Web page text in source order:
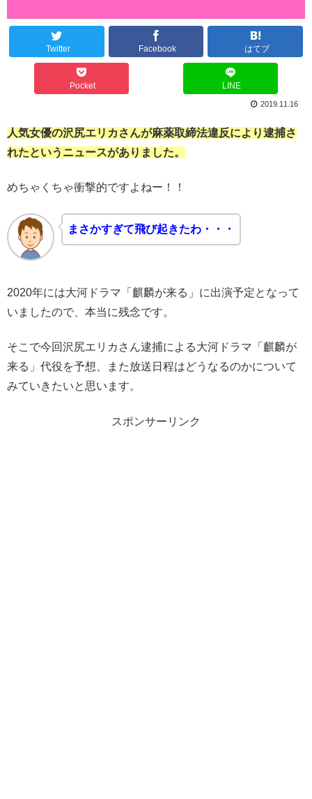
Twitter Facebook はてブ
Pocket LINE
2019.11.16
人気女優の沢尻エリカさんが麻薬取締法違反により逮捕さ
れたというニュースがありました。
めちゃくちゃ衝撃的ですよねー！！
まさかすぎて飛び起きたわ・・・
2020年には大河ドラマ「麒麟が来る」に出演予定となって
いましたので、本当に残念です。
そこで今回沢尻エリカさん逮捕による大河ドラマ「麒麟が
来る」代役を予想、また放送日程はどうなるのかについて
みていきたいと思います。
スポンサーリンク